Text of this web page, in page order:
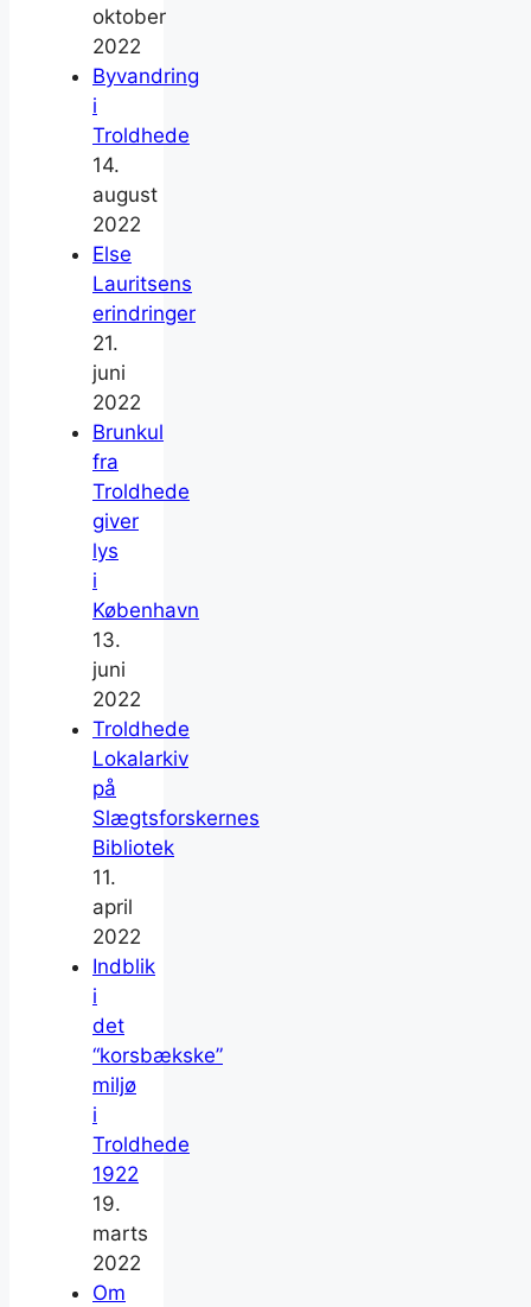
oktober
2022
Byvandring
i
Troldhede
14.
august
2022
Else
Lauritsens
erindringer
21.
juni
2022
Brunkul
fra
Troldhede
giver
lys
i
København
13.
juni
2022
Troldhede
Lokalarkiv
på
Slægtsforskernes
Bibliotek
11.
april
2022
Indblik
i
det
“korsbækske”
miljø
i
Troldhede
1922
19.
marts
2022
Om